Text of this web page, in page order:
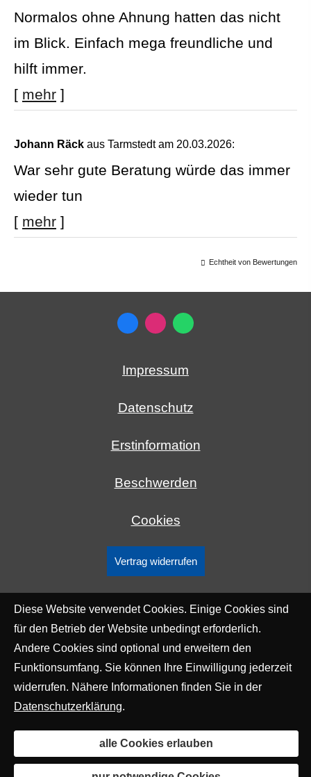
Normalos ohne Ahnung hatten das nicht
im Blick. Einfach mega freundliche und
hilft immer.
[ mehr ]
Johann Räck aus Tarmstedt am 20.03.2026:
War sehr gute Beratung würde das immer
wieder tun
[ mehr ]
Echtheit von Bewertungen
Impressum
Datenschutz
Erstinformation
Beschwerden
Cookies
Vertrag widerrufen
Diese Website verwendet Cookies. Einige Cookies sind
für den Betrieb der Website unbedingt erforderlich.
Andere Cookies sind optional und erweitern den
Funktionsumfang. Sie können Ihre Einwilligung jederzeit
widerrufen. Nähere Informationen finden Sie in der
Datenschutzerklärung.
alle Cookies erlauben